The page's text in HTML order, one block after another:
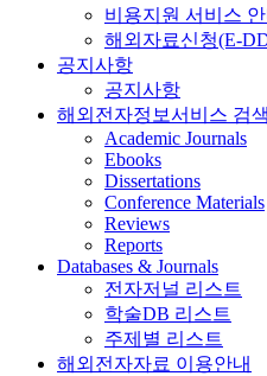
비용지원 서비스 안
해외자료신청(E-
공지사항
공지사항
해외전자정보서비스 검색
Academic Journals
Ebooks
Dissertations
Conference Materials
Reviews
Reports
Databases & Journals
전자저널 리스트
학술DB 리스트
주제별 리스트
해외전자자료 이용안내